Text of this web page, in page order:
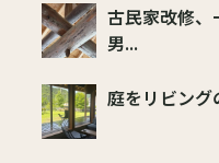
古民家改修
男...
庭をリビン